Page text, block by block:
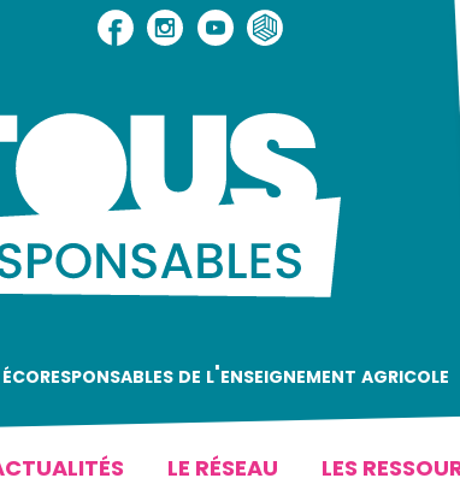
écoresponsables de l'enseignement agricole
LE RÉSEAU LES